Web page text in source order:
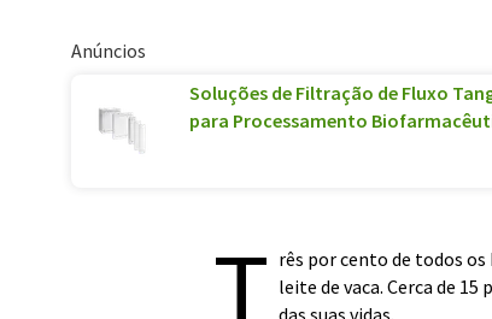
Anúncios
Soluções de Filtração de Fluxo
para Processamento
T rês por cento de todos
leite de vaca. Cerca de
das suas vidas.